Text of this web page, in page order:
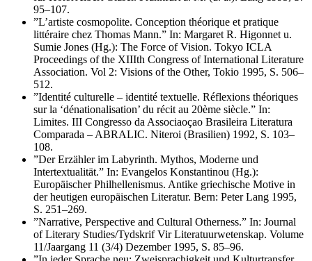
95–107.
”L’artiste cosmopolite. Conception théorique et pratique
littéraire chez Thomas Mann.” In: Margaret R. Higonnet u.
Sumie Jones (Hg.): The Force of Vision. Tokyo ICLA
Proceedings of the XIIIth Congress of International Literature
Association. Vol 2: Visions of the Other, Tokio 1995, S. 506–
512.
”Identité culturelle – identité textuelle. Réflexions théoriques
sur la ‘dénationalisation’ du récit au 20ème siècle.” In:
Limites. III Congresso da Associaoçao Brasileira Literatura
Comparada – ABRALIC. Niteroi (Brasilien) 1992, S. 103–
108.
”Der Erzähler im Labyrinth. Mythos, Moderne und
Intertextualität.” In: Evangelos Konstantinou (Hg.):
Europäischer Philhellenismus. Antike griechische Motive in
der heutigen europäischen Literatur. Bern: Peter Lang 1995,
S. 251–269.
”Narrative, Perspective and Cultural Otherness.” In: Journal
of Literary Studies/Tydskrif Vir Literatuurwetenskap. Volume
11/Jaargang 11 (3/4) Dezember 1995, S. 85–96.